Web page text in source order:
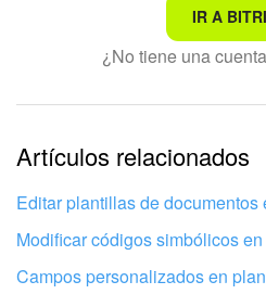
No es lo que estoy buscando
Texto complicado e
La información está
La explicación es demasiado
información
No me gusta cómo funciona
IR A
¿No tiene una
Artículos relacionados
Editar plantillas de documentos
Modificar códigos simbólicos
Campos personalizados en